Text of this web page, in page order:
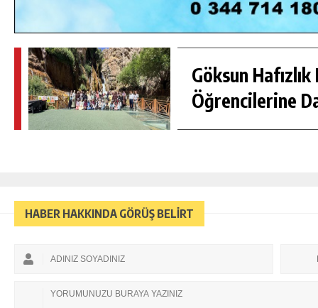
Göksun Hafızlık
Öğrencilerine
HABER HAKKINDA GÖRÜŞ BELİRT
GÜNLÜK HABER AKIŞI
GÖKSUN HAFIZLIK KIZ KUR’AN KURSU
ÖĞRENCILERINE DARENDE GEZISI.